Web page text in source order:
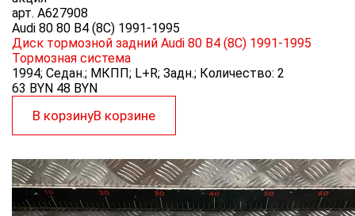
арт. A627908
Audi 80 80 B4 (8C) 1991-1995
Диск тормозной задний Audi 80 B4 (8C) 1991-1995
Тормозная система
1994; Седан.; МКПП; L+R; Задн.; Количество: 2
63 BYN 48 BYN
В корзинуВ корзине